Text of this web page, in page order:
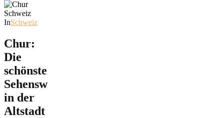
InSchweiz
Chur:
Die
schönsten
Sehenswürdigkeiten
in der
Altstadt